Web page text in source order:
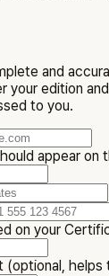
and
your edition
to you.
appear on
on your
(optional,